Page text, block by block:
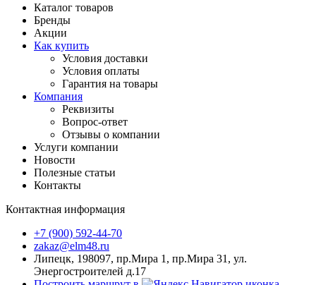
Каталог товаров
Бренды
Акции
Как купить
Условия доставки
Условия оплаты
Гарантия на товары
Компания
Реквизиты
Вопрос-ответ
Отзывы о компании
Услуги компании
Новости
Полезные статьи
Контакты
Контактная информация
+7 (900) 592-44-70
zakaz@elm48.ru
Липецк, 198097, пр.Мира 1, пр.Мира 31, ул.
Энергостроителей д.17